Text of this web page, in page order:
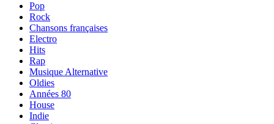
Pop
Rock
Chansons françaises
Electro
Hits
Rap
Musique Alternative
Oldies
Années 80
House
Indie